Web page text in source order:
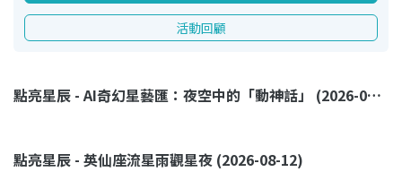
活動回顧
點亮星辰 - AI奇幻星藝匯：夜空中的「動神話」 (2026-08-23)
點亮星辰 - 英仙座流星雨觀星夜 (2026-08-12)